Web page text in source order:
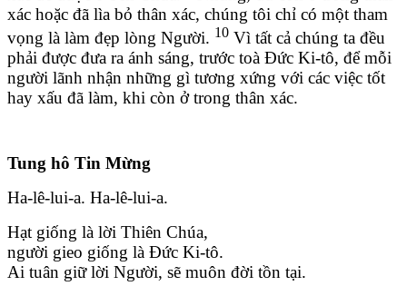
xác hoặc đã lìa bỏ thân xác, chúng tôi chỉ có một tham
vọng là làm đẹp lòng Người. 10 Vì tất cả chúng ta đều
phải được đưa ra ánh sáng, trước toà Đức Ki-tô, để mỗi
người lãnh nhận những gì tương xứng với các việc tốt
hay xấu đã làm, khi còn ở trong thân xác.
Tung hô Tin Mừng
Ha-lê-lui-a. Ha-lê-lui-a.
Hạt giống là lời Thiên Chúa,
người gieo giống là Đức Ki-tô.
Ai tuân giữ lời Người, sẽ muôn đời tồn tại.